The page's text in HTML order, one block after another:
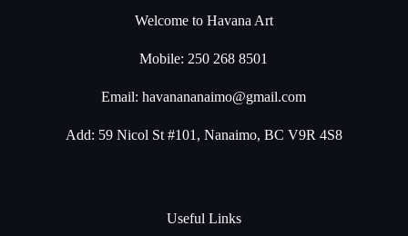
Welcome to Havana Art
Mobile: 250 268 8501
Email:havanananaimo@gmail.com
Add: 59 Nicol St #101, Nanaimo, BC V9R 4S8
Useful Links